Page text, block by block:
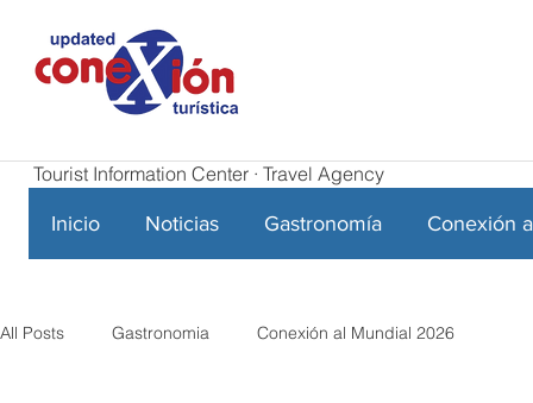
Tourist Information Center · Travel Agency
Inicio Noticias Gastronomía Conexión
All Posts Gastronomia Conexión al Mundial 2026